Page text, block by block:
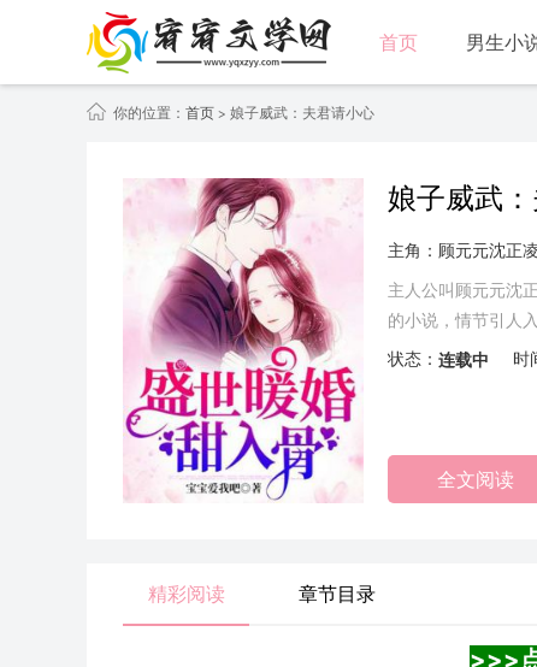
首页 男生小
你的位置： 首页> 娘子威武：夫君请小心
娘子威武
主角：顾元元沈正凌
主人公叫顾元元沈
的小说，情节引人
娘。原以为娘家极
状态： 连载中 时
全文阅读
精彩阅读 章节目录
>>>